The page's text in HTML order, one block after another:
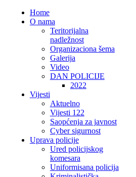
Home
O nama
Teritorijalna
nadležnost
Organizaciona šema
Galerija
Video
DAN POLICIJE
2022
Vijesti
Aktuelno
Vijesti 122
Saopćenja za javnost
Cyber sigurnost
Uprava policije
Ured policijskog
komesara
Uniformisana policija